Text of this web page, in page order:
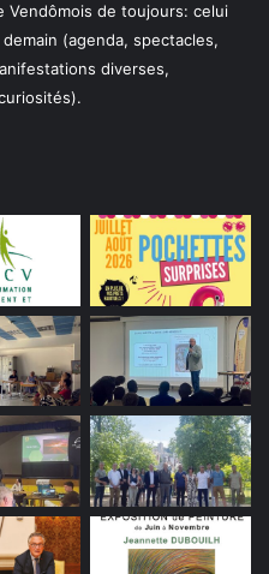
Vendômois de toujours: celui
demain (agenda, spectacles,
diverses,